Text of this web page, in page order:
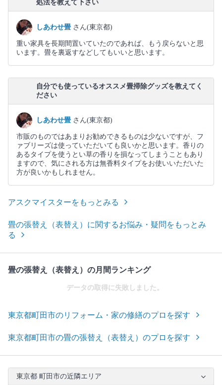
処法を教えて下さい
しあわせ畳 さん(東京都)
重い家具を長期間置いていたのであれば、もう戻らないと思
います。畳を裏返すなどしてもいいと思います。
自分でも使っているオススメ畳掃除グッズを教えてく
ださい
しあわせ畳 さん(東京都)
市販のものではあまりお勧めできるものは少ないですが、フ
ァブリーズは使っていただいても良いかと思います。香りの
あるタイプを使うとい草の香りを損なってしまうこともあり
ますので、気にされる方は無香料タイプをお使いいただいた
方が良いかもしれません。
アスクマイスターをもっとみる
畳の張替え（表替え）に関するお悩み・疑問をもっとみ
る
畳の張替え（表替え）の月間ランキング
データの取得に失敗しました。
東京都町田市のリフォーム・家の修繕のプロを探す
東京都町田市の畳の張替え（表替え）のプロを探す
東京都 町田市の近隣エリア